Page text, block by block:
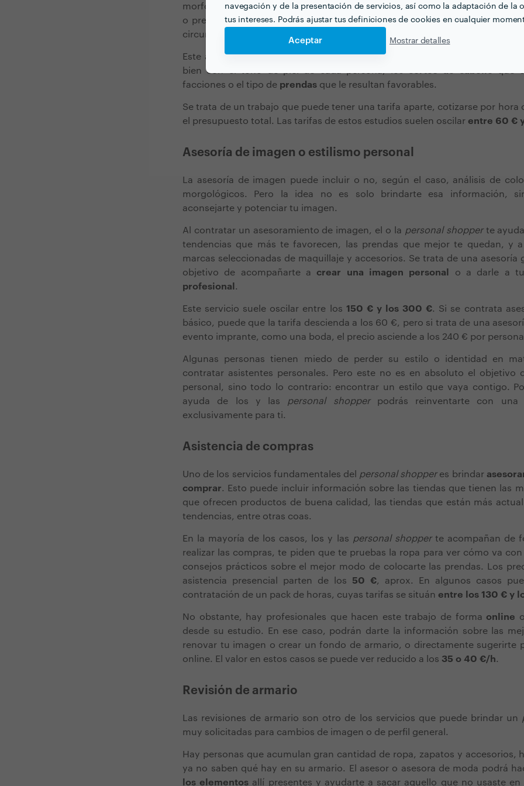
navegación y de la presentación de servicios, así como la adaptación de la
tus intereses. Podrás ajustar tus definiciones de cookies en cualquier
Aceptar Mostrar detalles
morfológico sobre su cliente o clienta. Los resultados del análisis pueden
o presentarse por escrito. Si es por escrito, tiene la ventaja de que
circunstancias futuras.
Este análisis consiste en uninformeen el que se detallan, por ejemplo,
bien con el tono de piel de cada persona, los
facciones o el tipo de prendas que le resultan favorables.
Se trata de un trabajo que puede tener una tarifa aparte, cotizarse por hora
el presupuesto total. Las tarifas de estos estudios suelen oscilar entre 60 €
Asesoría de imagen o estilismo personal
La asesoría de imagen puede incluir o no, según el caso, análisis de
morgológicos. Pero la idea no es solo brindarte esa información,
aconsejarte y potenciar tu imagen.
Al contratar un asesoramiento de imagen, el o la personal shopperte
tendencias que más te favorecen, las prendas que mejor te quedan, y
marcas seleccionadas de maquillaje y accesorios. Se trata de una asesoría
objetivo de acompañarte a crear una imagen personal
o a darle a
profesional .
Este servicio suele oscilar entre los 150 € y los 300 €. Si se contrata
básico, puede que la tarifa descienda a los 60 €, pero si trata de una
evento imprante, como una boda, el precio asciende a los 240 € por
Algunas personas tienen miedo de perder su estilo o identidad en
contratar asistentes personales. Pero este no es en absoluto el objetivo
personal, sino todo lo contrario: encontrar un estilo que vaya contigo.
ayuda de los y las
personal shopperpodrás reinventarte con una
exclusivamente para ti.
Asistencia de compras
Uno de los servicios fundamentales del personal shopperes brindar
comprar. Esto puede incluir información sobre las tiendas que tienen las
que ofrecen productos de buena calidad, las tiendas que están más
tendencias, entre otras coas.
En la mayoría de los casos, los y las personal shopperte acompañan de
realizar las compras, te piden que te pruebas la ropa para ver cómo va
consejos prácticos sobre el mejor modo de colocarte las prendas. Los
asistencia presencial parten de los 50 €, aprox. En algunos casos
contratación de un pack de horas, cuyas tarifas se situán entre los 130 € y
No obstante, hay profesionales que hacen este trabajo de forma online
desde su estudio. En ese caso, podrán darte la información sobre las
renovar tu imagen o crear un fondo de armario, o directamente sugerirte
online. El valor en estos casos se puede ver reducido a los 35 o 40 €/h.
Revisión de armario
Las revisiones de armario son otro de los servicios que puede brindar un
muy solicitadas para cambios de imagen o de perfil general.
Hay personas que acumulan gran cantidad de ropa, zapatos y accesorios,
ya no saben qué hay en su armario. El asesor o asesora de moda podrá
los elementos allí presentes y ayudarte a sacar aquello que no usaste